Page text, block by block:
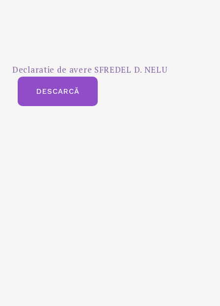
Declaratie de avere SFREDEL D. NELU
DESCARCĂ